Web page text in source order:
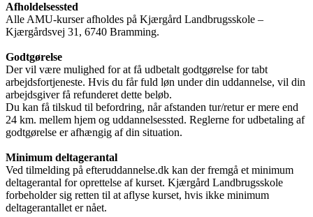
Afholdelsessted
Alle AMU-kurser afholdes på Kjærgård Landbrugsskole –
Kjærgårdsvej 31, 6740 Bramming.
Godtgørelse
Der vil være mulighed for at få udbetalt godtgørelse for tabt
arbejdsfortjeneste. Hvis du får fuld løn under din uddannelse, vil din
arbejdsgiver få refunderet dette beløb.
Du kan få tilskud til befordring, når afstanden tur/retur er mere end
24 km. mellem hjem og uddannelsessted. Reglerne for udbetaling af
godtgørelse er afhængig af din situation.
Minimum deltagerantal
Ved tilmelding på efteruddannelse.dk kan der fremgå et minimum
deltagerantal for oprettelse af kurset. Kjærgård Landbrugsskole
forbeholder sig retten til at aflyse kurset, hvis ikke minimum
deltagerantallet er nået.